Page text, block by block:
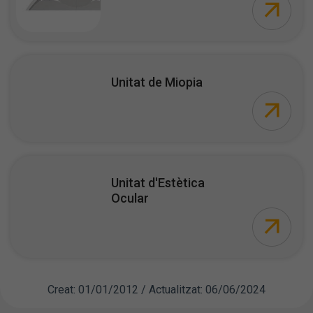
Unitat de Miopia
Unitat d'Estètica
Ocular
Creat: 01/01/2012 / Actualitzat: 06/06/2024